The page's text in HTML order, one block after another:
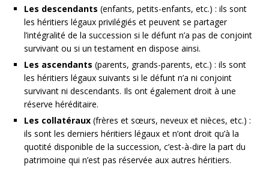
Les descendants (enfants, petits-enfants, etc.) : ils sont
les héritiers légaux privilégiés et peuvent se partager
l’intégralité de la succession si le défunt n’a pas de conjoint
survivant ou si un testament en dispose ainsi.
Les ascendants (parents, grands-parents, etc.) : ils sont
les héritiers légaux suivants si le défunt n’a ni conjoint
survivant ni descendants. Ils ont également droit à une
réserve héréditaire.
Les collatéraux (frères et sœurs, neveux et nièces, etc.) :
ils sont les derniers héritiers légaux et n’ont droit qu’à la
quotité disponible de la succession, c’est-à-dire la part du
patrimoine qui n’est pas réservée aux autres héritiers.